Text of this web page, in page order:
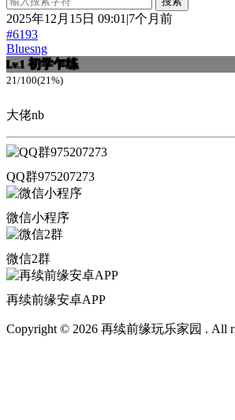
2025年12月15日 09:01|7个月前
#6193
Bluesng
Lv.1 初学乍练
21/100(21%)
大佬nb
QQ群975207273
微信小程序
微信2群
再续前缘安卓APP
Copyright © 2026 再续前缘玩乐家园 . All